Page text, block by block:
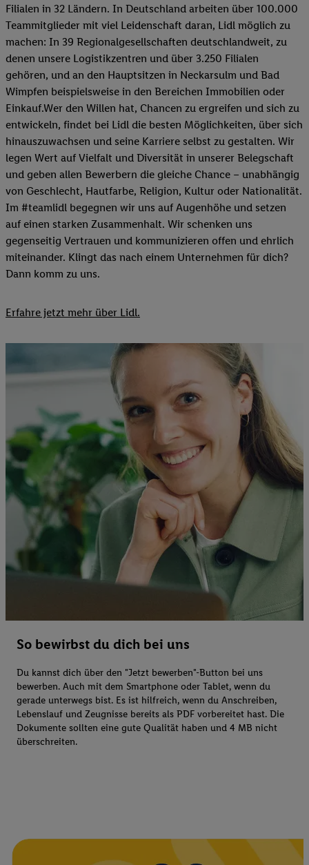
Filialen in 32 Ländern. In Deutschland arbeiten über 100.000
Teammitglieder mit viel Leidenschaft daran, Lidl möglich zu
machen: In 39 Regionalgesellschaften deutschlandweit, zu
denen unsere Logistikzentren und über 3.250 Filialen
gehören, und an den Hauptsitzen in Neckarsulm und Bad
Wimpfen beispielsweise in den Bereichen Immobilien oder
Einkauf.Wer den Willen hat, Chancen zu ergreifen und sich zu
entwickeln, findet bei Lidl die besten Möglichkeiten, über sich
hinauszuwachsen und seine Karriere selbst zu gestalten. Wir
legen Wert auf Vielfalt und Diversität in unserer Belegschaft
und geben allen Bewerbern die gleiche Chance – unabhängig
von Geschlecht, Hautfarbe, Religion, Kultur oder Nationalität.
Im #teamlidl begegnen wir uns auf Augenhöhe und setzen
auf einen starken Zusammenhalt. Wir schenken uns
gegenseitig Vertrauen und kommunizieren offen und ehrlich
miteinander. Klingt das nach einem Unternehmen für dich?
Dann komm zu uns.​
Erfahre jetzt mehr über Lidl.
So bewirbst du dich bei uns
Du kannst dich über den "Jetzt bewerben"-Button bei uns
bewerben. Auch mit dem Smartphone oder Tablet, wenn du
gerade unterwegs bist. Es ist hilfreich, wenn du Anschreiben,
Lebenslauf und Zeugnisse bereits als PDF vorbereitet hast. Die
Dokumente sollten eine gute Qualität haben und 4 MB nicht
überschreiten.